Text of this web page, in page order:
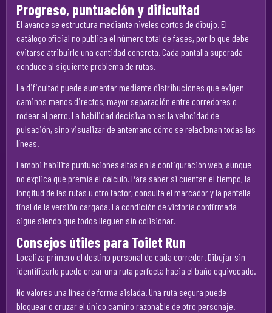
Progreso, puntuación y dificultad
El avance se estructura mediante niveles cortos de dibujo. El
catálogo oficial no publica el número total de fases, por lo que debe
evitarse atribuirle una cantidad concreta. Cada pantalla superada
conduce al siguiente problema de rutas.
La dificultad puede aumentar mediante distribuciones que exigen
caminos menos directos, mayor separación entre corredores o
rodear al perro. La habilidad decisiva no es la velocidad de
pulsación, sino visualizar de antemano cómo se relacionan todas las
líneas.
Famobi habilita puntuaciones altas en la configuración web, aunque
no explica qué premia el cálculo. Para saber si cuentan el tiempo, la
longitud de las rutas u otro factor, consulta el marcador y la pantalla
final de la versión cargada. La condición de victoria confirmada
sigue siendo que todos lleguen sin colisionar.
Consejos útiles para Toilet Run
Localiza primero el destino personal de cada corredor. Dibujar sin
identificarlo puede crear una ruta perfecta hacia el baño equivocado.
No valores una línea de forma aislada. Una ruta segura puede
bloquear o cruzar el único camino razonable de otro personaje.